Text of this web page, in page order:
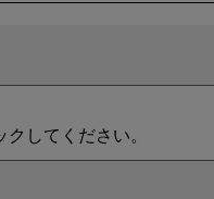
してください。